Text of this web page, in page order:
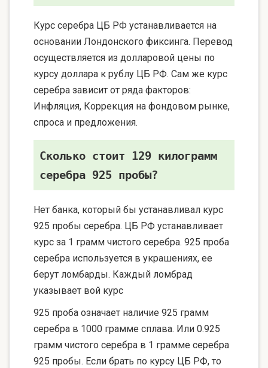
Курс серебра ЦБ РФ устанавливается на
основании Лондонского фиксинга. Перевод
осуществляется из долларовой цены по
курсу доллара к рублу ЦБ РФ. Сам же курс
серебра зависит от ряда факторов:
Инфляция, Коррекция на фондовом рынке,
спроса и предложения.
Сколько стоит 129 килограмм
серебра 925 пробы?
Нет банка, который бы устанавливал курс
925 пробы серебра. ЦБ РФ устанавливает
курс за 1 грамм чистого серебра. 925 проба
серебра используется в украшениях, ее
берут ломбарды. Каждый ломбрад
указывает вой курс
925 проба означает наличие 925 грамм
серебра в 1000 грамме сплава. Или 0.925
грамм чистого серебра в 1 грамме серебра
925 пробы. Если брать по курсу ЦБ РФ, то